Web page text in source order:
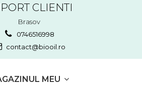
CLIENTI
Brasov
0746516998
contact@biooil.ro
MEU